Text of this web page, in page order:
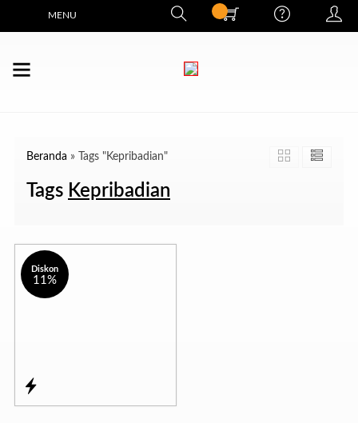
MENU
Beranda » Tags "Kepribadian"
Tags Kepribadian
Diskon
11%